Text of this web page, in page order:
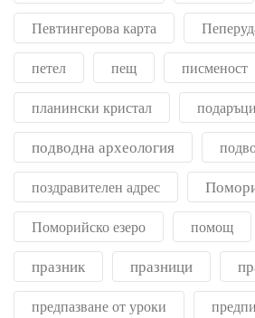
Певтингерова карта
петел пещ писменост
планински кристал подаръци
подводна археология
поздравителен адрес
Поморийско езеро помощ
празник празници
предпазване от уроки